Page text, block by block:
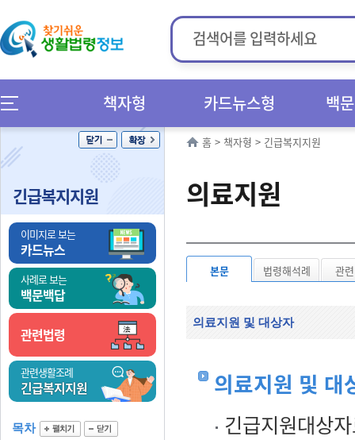
책자형 카드뉴스형 백
긴급복지지원
이미지로 보는
카드뉴스
사례로 보는
백문백답
관련법령
관련생활조례
긴급복지지원
목차
홈 > 책자형 > 긴급복지지원
의료지원
본문 법령해석례 관
의료지원 및 대상자
의료지원 및 대
긴급지원대상